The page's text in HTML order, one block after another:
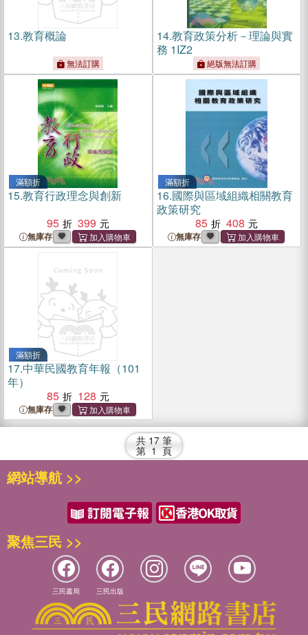
13.教育概論
無法訂購
14.教育政策分析－理論與實
務 1IZ2
絕版無法訂購
滿額折
15.教育行政理念與創新
95
399
無庫存
滿額折
16.國際與區域組織相關教育
政策研究
85
408
無庫存
滿額折
17.中華民國教育年報（101
年）
85
128
無庫存
共 17 筆
第 1 頁
網站導航 >>
聚焦三民 >>
三民書局 三民出版